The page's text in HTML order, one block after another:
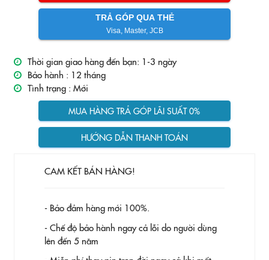
TRẢ GÓP QUA THẺ
Visa, Master, JCB
Thời gian giao hàng đến bạn: 1-3 ngày
Bảo hành : 12 tháng
Tình trạng : Mới
MUA HÀNG TRẢ GÓP LÃI SUẤT 0%
HƯỚNG DẪN THANH TOÁN
CAM KẾT BÁN HÀNG!
- Bảo đảm hàng mới 100%.
- Chế độ bảo hành ngay cả lỗi do người dùng
lên đến 5 năm